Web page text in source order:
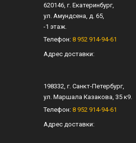
620146 , г. Екатеринбург,
ул. Амундсена, д. 65
-1 этаж.
Телефон: 8 952 914-94-61
Адрес доставки:
198332 , г. Санкт-Петербург,
ул. Маршала Казакова, 35 к9
Телефон: 8 952 914-94-61
Адрес доставки: